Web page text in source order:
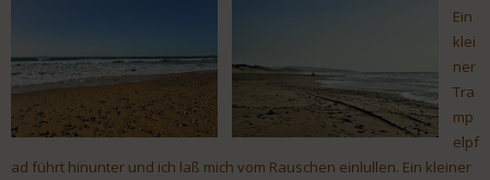
Ein
klei
ner
Tra
mp
elpf
ad führt hinunter und ich laß mich vom Rauschen einlullen. Ein kleiner